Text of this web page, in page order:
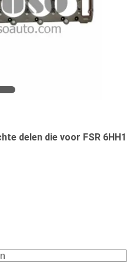
delen die voor FSR 6HH1